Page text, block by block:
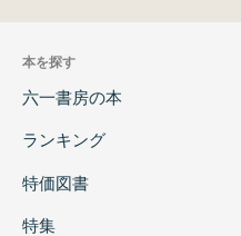
本を探す
六一書房の本
ランキング
特価図書
特集